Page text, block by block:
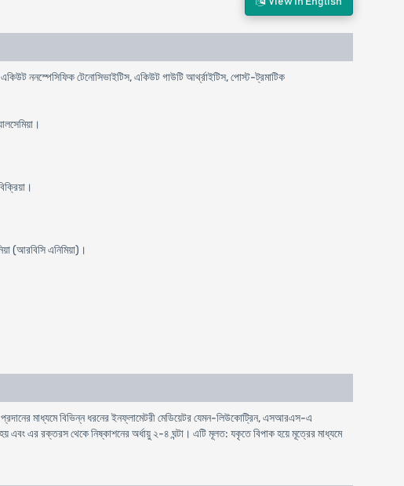
ননস্পেসিফিক টেনোসিভাইটিস, একিউট গাউটি আর্থ্রাইটিস, পোস্ট-ট্রমাটিক
(আরবিসি এনিমিয়া)।
মাধ্যমে বিভিন্ন ধরনের ইনফ্লামেটরী মেডিয়েটর যেমন-লিউকোট্রিন, এসআরএস-এ
এর রক্তরস থেকে নিষ্কাশনের অর্ধায়ু ২-৪ ঘন্টা। এটি মূলত: যকৃতে বিপাক হয়ে মূত্রের মাধ্যমে